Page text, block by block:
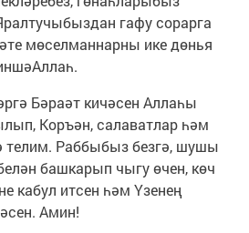
гафу сорарга
мөселманнарны ике дөнья
Бәраәт кичәсен Аллаһы
Коръән, салаватлар һәм
телим. Раббыбыз безгә, шушы
башкарып чыгу өчен, көч
кабул итсен һәм Үзенең
Амин!